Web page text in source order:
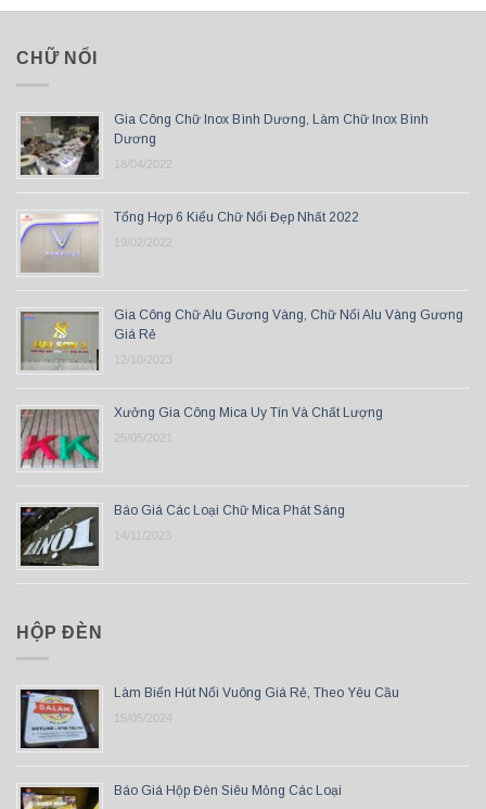
CHỮ NỔI
Gia Công Chữ Inox Bình Dương, Làm Chữ Inox Bình
Dương
18/04/2022
Tổng Hợp 6 Kiểu Chữ Nổi Đẹp Nhất 2022
19/02/2022
Gia Công Chữ Alu Gương Vàng, Chữ Nổi Alu Vàng Gương
Giá Rẻ
12/10/2023
Xưởng Gia Công Mica Uy Tín Và Chất Lượng
25/05/2021
Báo Giá Các Loại Chữ Mica Phát Sáng
14/11/2023
HỘP ĐÈN
Làm Biển Hút Nổi Vuông Giá Rẻ, Theo Yêu Cầu
15/05/2024
Báo Giá Hộp Đèn Siêu Mỏng Các Loại